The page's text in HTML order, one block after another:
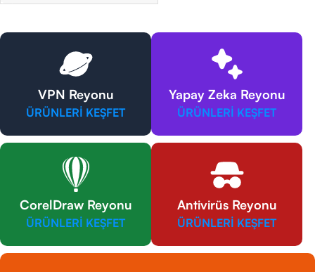
VPN Reyonu
ÜRÜNLERİ KEŞFET
Yapay Zeka Reyonu
ÜRÜNLERİ KEŞFET
CorelDraw Reyonu
ÜRÜNLERİ KEŞFET
Antivirüs Reyonu
ÜRÜNLERİ KEŞFET